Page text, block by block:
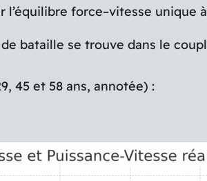
l’équilibre force–vitesse unique
bataille se trouve dans le
45 et 58 ans, annotée) :